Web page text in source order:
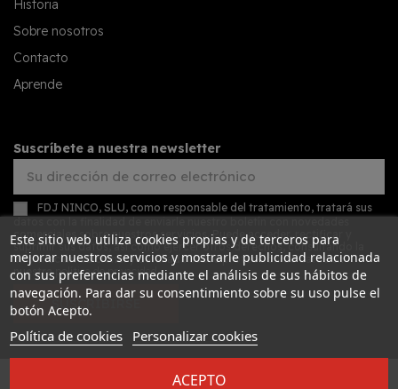
Historia
Sobre nosotros
Contacto
Aprende
Suscríbete a nuestra newsletter
FDJ NINCO, SLU, como responsable del tratamiento, tratará sus
comerciales sobre nuestros servicios. Puede acceder, rectificar y
suprimir sus datos, así como ejercer otros derechos, consultando la
información adicional y detallada sobre protección de datos en
nuestra política de privacidad
SUSCRIBIRSE
Este sitio web utiliza cookies propias y de terceros para
mejorar nuestros servicios y mostrarle publicidad relacionada
con sus preferencias mediante el análisis de sus hábitos de
navegación. Para dar su consentimiento sobre su uso pulse el
botón Acepto.
Política de cookies Personalizar cookies
ACEPTO